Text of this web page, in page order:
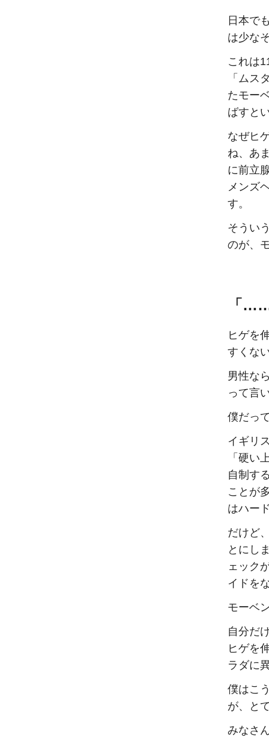
日本で
は少な
これは
「ムス
たモー
ばすと
なぜヒ
ね、あ
に前立
メンズ
す。
そうい
のが、
「
ヒゲを
すくな
男性な
って言
僕だっ
イギリ
「硬い
自制す
ことが
はハー
だけど
とにし
ェック
イドを
モーベ
自分だ
ヒゲを
ラダに
僕はこ
が、と
みなさ